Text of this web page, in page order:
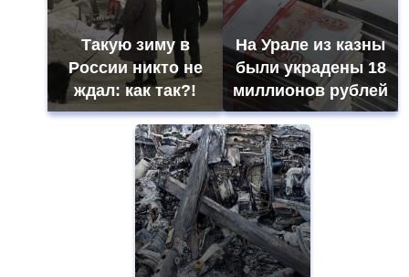
Такую зиму в
России никто не
ждал: как так?!
На Урале из казны
были украдены 18
миллионов рублей